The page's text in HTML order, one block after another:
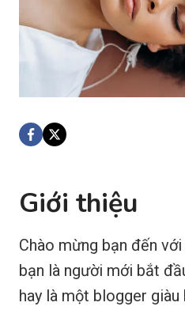
Giới thiệu
Chào mừng bạn đến
bạn là người mới bắt
hay là một blogger giàu